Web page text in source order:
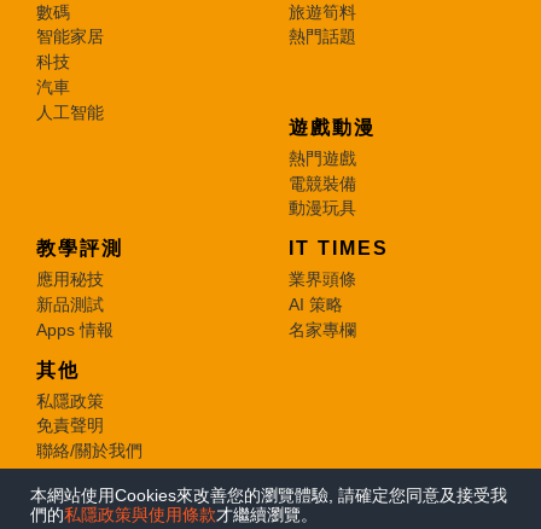
本網站使用Cookies來改善您的瀏覽體驗, 請確定您同意及接受我
們的私隱政策與使用條款才繼續瀏覽。
數碼
智能家居
科技
汽車
人工智能
旅遊筍料
熱門話題
遊戲動漫
熱門遊戲
電競裝備
動漫玩具
教學評測
應用秘技
新品測試
Apps 情報
IT TIMES
業界頭條
AI 策略
名家專欄
其他
私隱政策
免責聲明
聯絡/關於我們
© 2026 e-zone. All Rights Reserved.